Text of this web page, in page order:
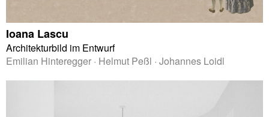
Ioana Lascu
Architekturbild im Entwurf
Emilian Hinteregger · Helmut Peßl · Johannes Loidl